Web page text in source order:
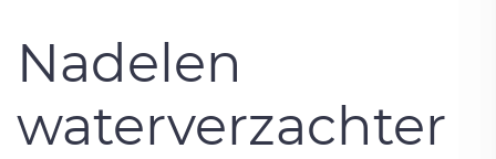
Nadelen
waterverzachter